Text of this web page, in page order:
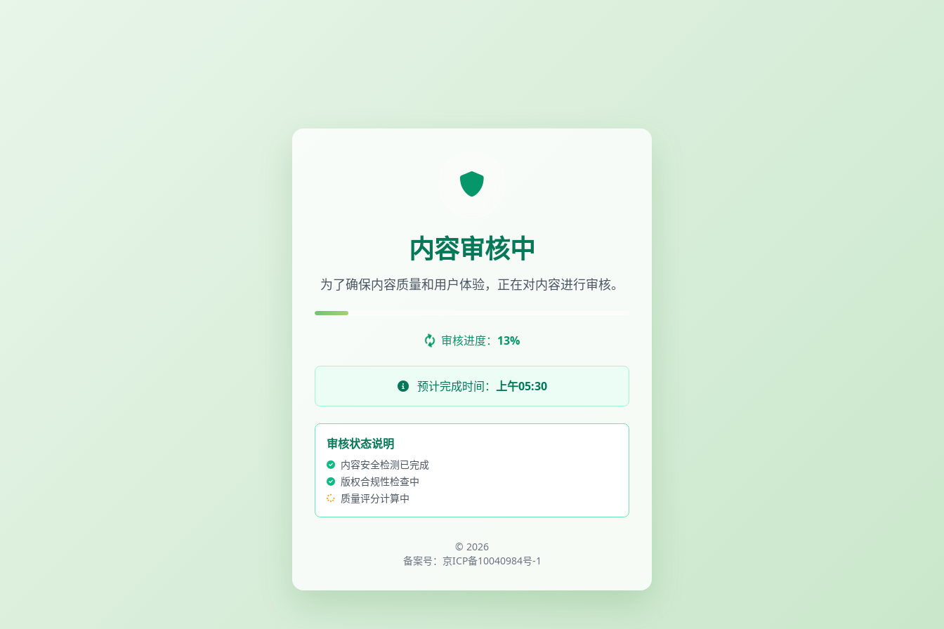
内容审核中
为了确保内容质量和用户体验，正在对内容进行审核。
审核进度： 13%
预计完成时间： 上午05:30
审核状态说明
内容安全检测已完成
版权合规性检查中
质量评分计算中
© 2026
备案号： 京ICP备10040984号-1